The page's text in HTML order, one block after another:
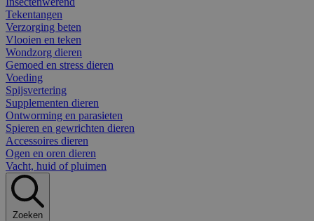
Tekentangen
Verzorging beten
Vlooien en teken
Wondzorg dieren
Gemoed en stress dieren
Voeding
Spijsvertering
Supplementen dieren
Ontworming en parasieten
Spieren en gewrichten dieren
Accessoires dieren
Ogen en oren dieren
Vacht, huid of pluimen
Zoeken